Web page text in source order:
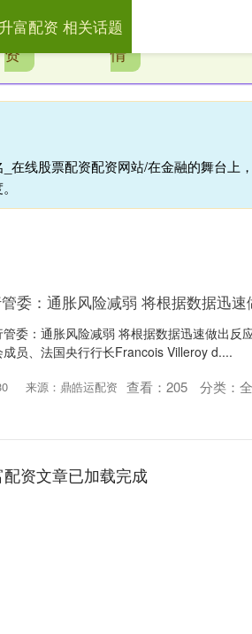
升富配
资
配资公司行
情
在线股票配资配资网站/在金融的舞台上
升富配资 相关话题
委：通胀风险减弱 将根据数据迅速
管委：通胀风险减弱 将根据数据迅速做出反
员、法国央行行长Francois Villeroy d....
来源：鼎皓运配资 查看： 205 分类：
配资文章已加载完成